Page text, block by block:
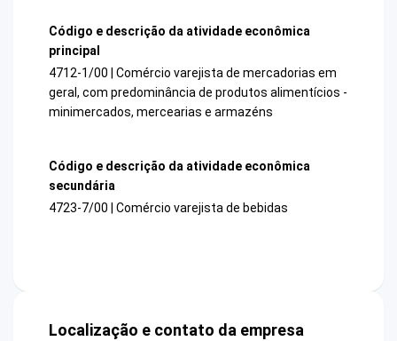
Código e descrição da atividade econômica
principal
4712-1/00 | Comércio varejista de mercadorias em
geral, com predominância de produtos alimentícios -
minimercados, mercearias e armazéns
Código e descrição da atividade econômica
secundária
4723-7/00 | Comércio varejista de bebidas
Localização e contato da empresa